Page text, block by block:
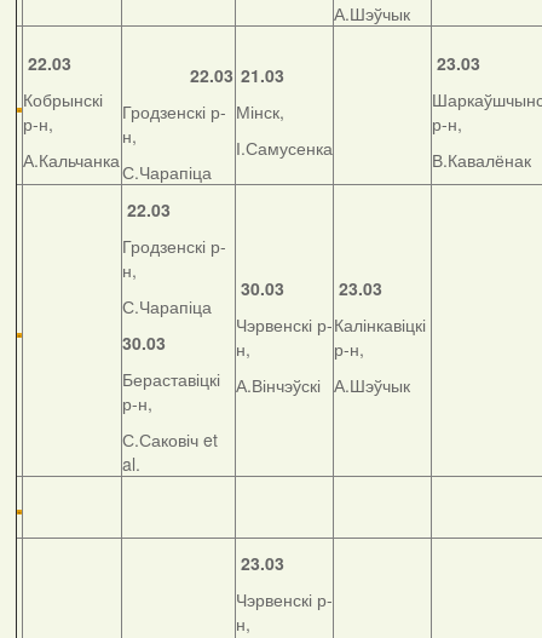
А.Шэўчык
22.03
Кобрынскі
р-н,
А.Кальчанка
22.03
Гродзенскі р-
н,
С.Чарапіца
21.03
Мінск,
І.Самусенка
23.03
р-н,
В.Кавалёнак
22.03
Гродзенскі р-
н,
С.Чарапіца
30.03
Бераставіцкі
р-н,
С.Саковіч et
al.
30.03
Чэрвенскі р-
н,
А.Вінчэўскі
23.03
Калінкавіцкі
р-н,
А.Шэўчык
23.03
Чэрвенскі р-
н,